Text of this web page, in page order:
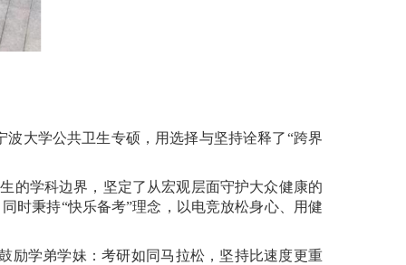
大学公共卫生专硕，用选择与坚持诠释了“跨界
的学科边界，坚定了从宏观层面守护大众健康的
时秉持“快乐备考”理念，以电竞放松身心、用健
励学弟学妹：考研如同马拉松，坚持比速度更重